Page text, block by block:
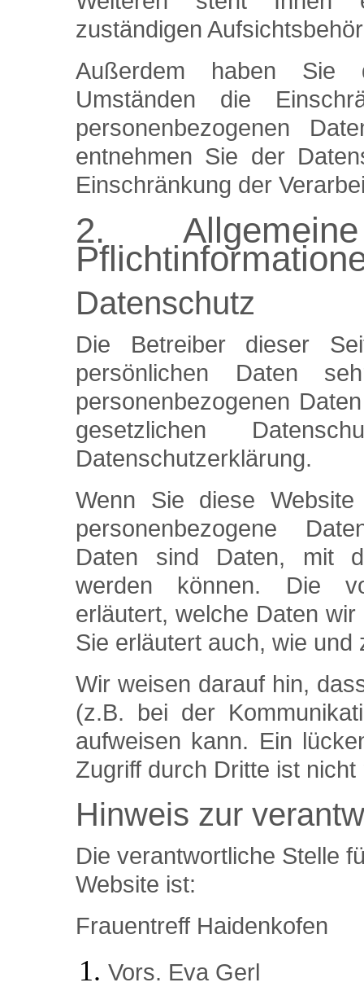
zuständigen
Außerdem haben Sie
Umständen die
personenbezogenen
entnehmen Sie der
Einschränkung der
2.
Datenschutz
Die Betreiber dieser
persönlichen Daten
personenbezogenen
gesetzlichen
Datenschutzerklärung.
Wenn Sie diese
personenbezogene
Daten sind Daten, mit
werden können. Die
erläutert, welche Daten
Sie erläutert auch, wie
Wir weisen darauf hin,
(z.B. bei der
aufweisen kann. Ein
Zugriff durch Dritte ist nicht
Hinweis zur
Die verantwortliche Stelle
Website ist:
Frauentreff Haidenkofen
Vors. Eva Gerl